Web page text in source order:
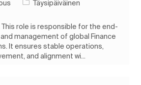
Työn tyyppi
Täysipäiväinen
This role is responsible for the end-
management of global Finance
It ensures stable operations,
and alignment wi...